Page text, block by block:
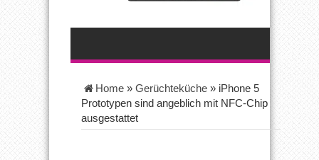
Home » Gerüchteküche » iPhone 5
Prototypen sind angeblich mit NFC-Chip
ausgestattet